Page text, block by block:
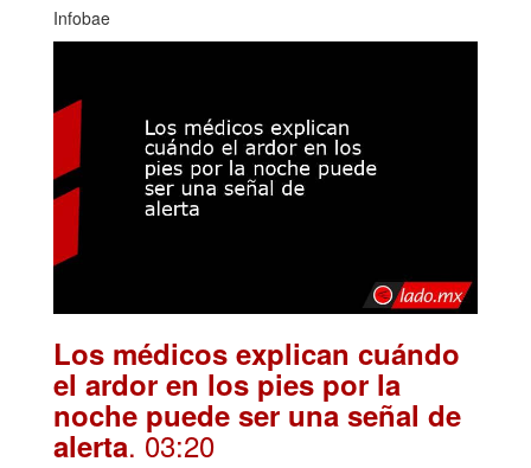
Infobae
Los médicos explican cuándo
el ardor en los pies por la
noche puede ser una señal de
alerta. 03:20